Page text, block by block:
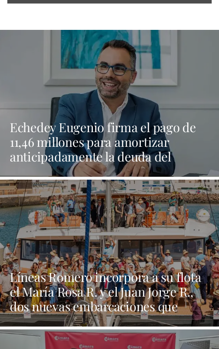
Echedey Eugenio firma el pago de
11,46 millones para amortizar
anticipadamente la deuda del
Ayuntamiento de Arrecife
Líneas Romero incorpora a su flota
el María Rosa R. y el Juan Jorge R.,
dos nuevas embarcaciones que
refuerzan su apuesta por la
innovación y la sostenibilidad